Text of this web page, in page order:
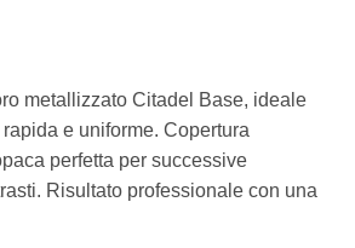
metallizzato Citadel Base, ideale
e uniforme. Copertura
perfetta per successive
Risultato professionale con una